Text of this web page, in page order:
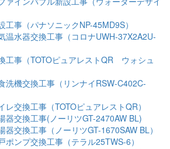
工事（パナソニックNP-45MD9S）
温水器交換工事（コロナUWH-37X2A2U-
工事（TOTOピュアレストQR ウォシュ
洗機交換工事（リンナイRSW-C402C-
レ交換工事（TOTOピュアレストQR）
器交換工事(ノーリツGT-2470AW BL)
器交換工事（ノーリツGT-1670SAW BL）
ポンプ交換工事（テラル25TWS-6）